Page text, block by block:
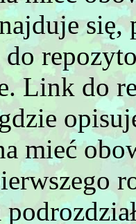
się,
Link do
mieć